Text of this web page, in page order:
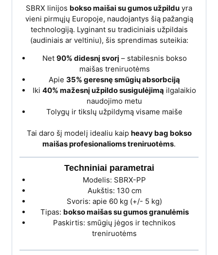
SBRX linijos bokso maišai su gumos užpildu yra
vieni pirmųjų Europoje, naudojantys šią pažangią
technologiją. Lyginant su tradiciniais užpildais
(audiniais ar veltiniu), šis sprendimas suteikia:
Net 90% didesnį svorį – stabilesnis bokso
maišas treniruotėms
Apie 35% geresnę smūgių absorbciją
Iki40% mažesnį užpildo susigulėjimą ilgalaikio
naudojimo metu
Tolygų ir tikslų užpildymą visame maiše
Tai daro šį modelį idealiu kaip heavy bag bokso
maišas profesionalioms treniruotėms.
Techniniai parametrai
Modelis: SBRX-PP
Aukštis: 130 cm
Svoris: apie 60 kg (+/- 5 kg)
Tipas: bokso maišas su gumos granulėmis
Paskirtis: smūgių jėgos ir technikos
treniruotėms